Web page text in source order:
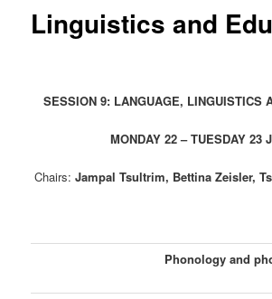
Linguistics and
SESSION 9: LANGUAGE, LINGUISTICS
MONDAY 22 – TUESDAY 23
Chairs: Jampal Tsultrim, Bettina Zeisler,
Phonology and